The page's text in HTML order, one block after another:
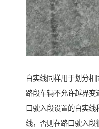
白实线同样用于划分
路段车辆不允许越界
口驶入段设置的白实
线，否则在路口驶入段